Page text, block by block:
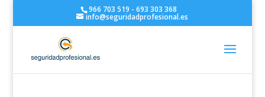
966 703 519 - 693 303 368
info@seguridadprofesional.es